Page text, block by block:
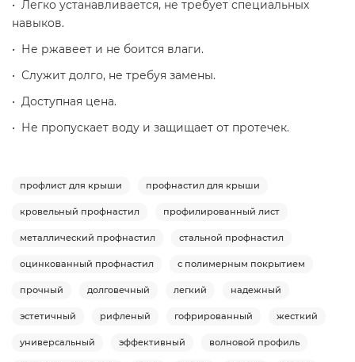
• Легко устанавливается, не требует специальных
навыков.
• Не ржавеет и не боится влаги.
• Служит долго, не требуя замены.
• Доступная цена.
• Не пропускает воду и защищает от протечек.
профлист для крыши профнастил для крыши
кровельный профнастил профилированный лист
металлический профнастил стальной профнастил
оцинкованный профнастил с полимерным покрытием
прочный долговечный легкий надежный
эстетичный рифленый гофрированный жесткий
универсальный эффективный волновой профиль